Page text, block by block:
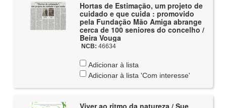
Hortas de Estimação, um projeto de
cuidado e que cuida : promovido
pela Fundação Mão Amiga abrange
cerca de 100 seniores do concelho /
Beira Vouga
NCB: 46634
Adicionar à lista
Adicionar à lista 'Com interesse'
Viver ao ritmo da natureza / Sue